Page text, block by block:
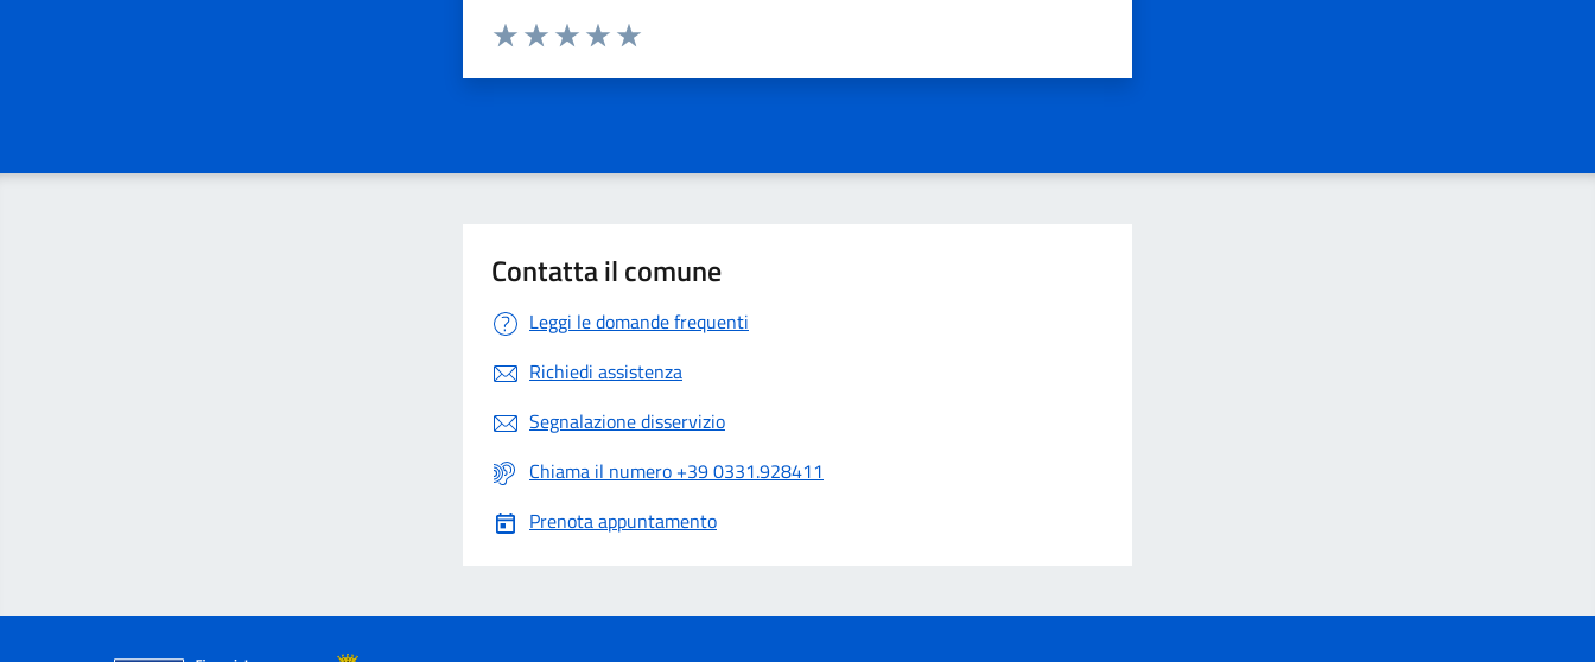
Valuta da 1 a 5 stelle la pagina
Contatta il comune
Leggi le domande frequenti
Richiedi assistenza
Segnalazione disservizio
Chiama il numero +39 0331.928411
Prenota appuntamento